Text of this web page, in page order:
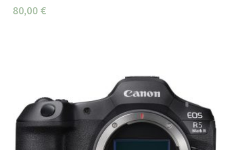
80,00 €